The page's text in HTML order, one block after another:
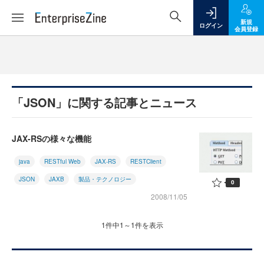
ログイン
新規
会員登録
「JSON」に関する記事とニュース
JAX-RSの様々な機能
java RESTful Web JAX-RS RESTClient
JSON JAXB 製品・テクノロジー
2008/11/05
0
1件中1～1件を表示